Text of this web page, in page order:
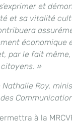
et
et sa vitalité
économique
par le fait
»
Nathalie Roy,
à la